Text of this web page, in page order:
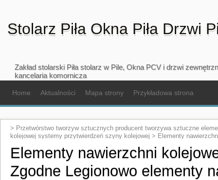
Stolarz Piła Okna Piła Drzwi
Zakład stolarski Piła stolarz w Pile, Okna PCV i drzwi
kancelaria komornicza
Home Aktualności Mapa strony Przykładowa strona
> Przetwórstwo tworzyw sztucznych producent tworzywa sztuczne
kolejowej systemy przytwierdzeń szyny kolejowej > Elementy
Elementy nawierzchni
Zgodne Legionowo elementy